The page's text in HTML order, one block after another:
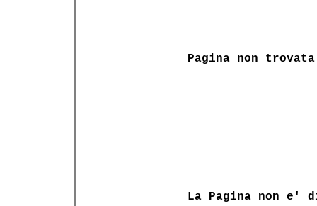
Pagina non trovata
La Pagina non e'